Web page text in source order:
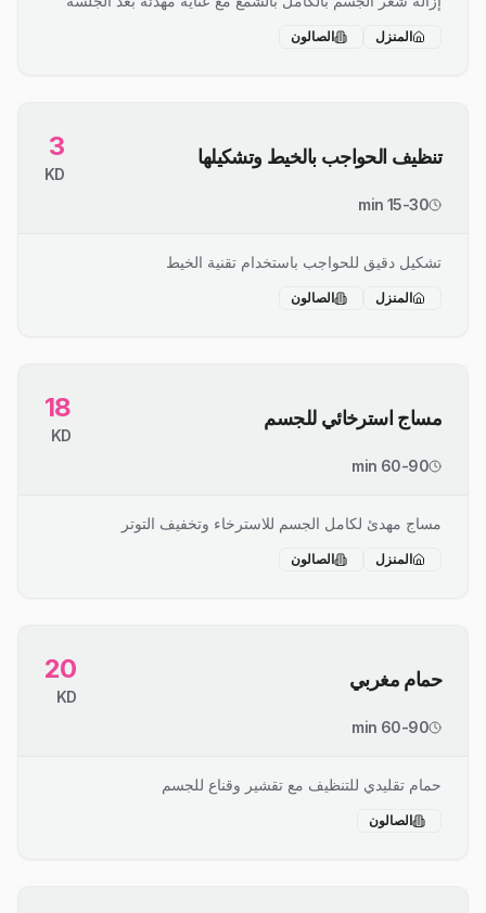
المنزل الصالون
تنظيف الحواجب بالخيط وتشكيلها 3
KD
15-30 min
تشكيل دقيق للحواجب باستخدام تقنية الخيط
المنزل الصالون
مساج استرخائي للجسم 18
KD
60-90 min
مساج مهدئ لكامل الجسم للاسترخاء وتخفيف التوتر
المنزل الصالون
حمام مغربي 20
KD
60-90 min
حمام تقليدي للتنظيف مع تقشير وقناع للجسم
الصالون